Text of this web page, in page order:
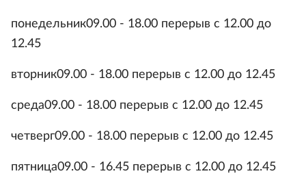
понедельник09.00 - 18.00 перерыв с 12.00 до
12.45
вторник09.00 - 18.00 перерыв с 12.00 до 12.45
среда09.00 - 18.00 перерыв с 12.00 до 12.45
четверг09.00 - 18.00 перерыв с 12.00 до 12.45
пятница09.00 - 16.45 перерыв с 12.00 до 12.45